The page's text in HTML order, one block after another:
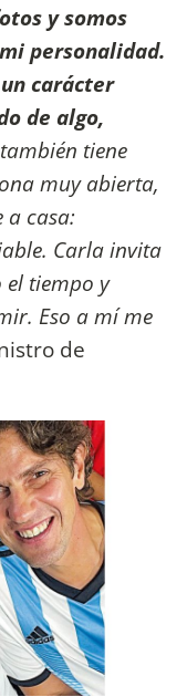
y somos
personalidad.
carácter
de algo,
tiene
muy abierta,
a casa:
Carla invita
el tiempo y
Eso a mí me
de